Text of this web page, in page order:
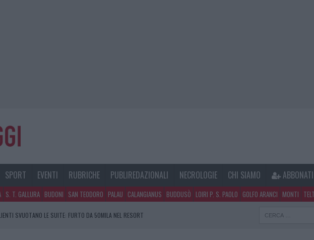
SPORT EVENTI RUBRICHE PUBLIREDAZIONALI NECROLOGIE CHI SIAMO ABBONATI
S. T. GALLURA BUDONI SAN TEODORO PALAU CALANGIANUS BUDDUSÒ LOIRI P. S. PAOLO GOLFO ARANCI MONTI
SVUOTANO LE SUITE: FURTO DA 50MILA NEL RESORT